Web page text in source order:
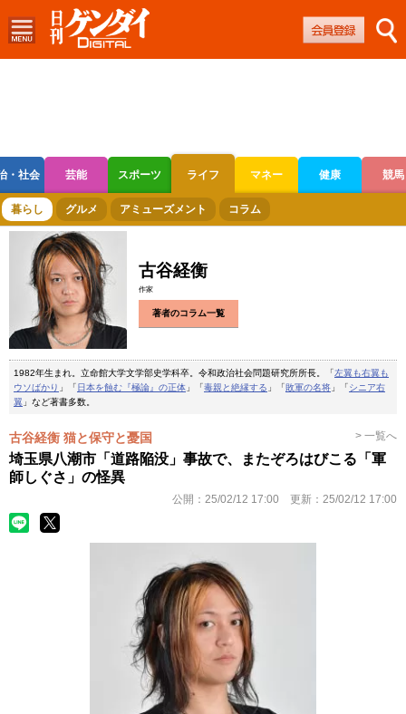
・社会 芸能 スポーツ ライフ マネー 健康 競馬
ボートレース 競輪 オートレース
暮らし グルメ アミューズメント コラム
古谷経衡
作家
著者のコラム一覧
1982年生まれ。立命館大学文学部史学科卒。令和政治社会問題研究所所長。「左翼も右翼も
ウソばかり 」「日本を蝕む『極論』の正体 」「毒親と絶縁する 」「敗軍の名将 」「シニア右
翼 」など著書多数。
古谷経衡 猫と保守と憂国 > 一覧へ
埼玉県八潮市「道路陥没」事故で、またぞろはびこる「軍
師しぐさ」の怪異
公開： 25/02/12 17:00 更新： 25/02/12 17:00